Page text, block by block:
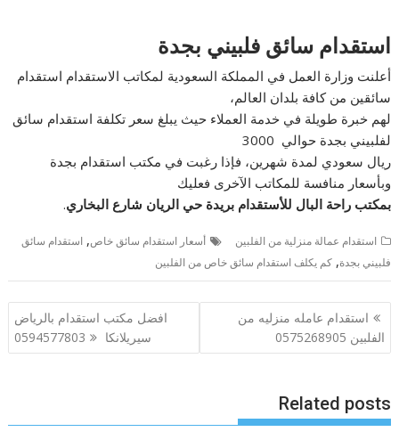
استقدام سائق فلبيني بجدة
أعلنت وزارة العمل في المملكة السعودية لمكاتب الاستقدام استقدام
سائقين من كافة بلدان العالم،
لهم خبرة طويلة في خدمة العملاء حيث يبلغ سعر تكلفة استقدام سائق
لفلبيني بجدة حوالي 3000
ريال سعودي لمدة شهرين، فإذا رغبت في مكتب استقدام بجدة
وبأسعار منافسة للمكاتب الآخرى فعليك
بمكتب راحة البال للأستقدام بريدة حي الريان شارع البخاري.
استقدام عمالة منزلية من الفلبين أسعار استقدام سائق خاص,استقدام سائق
فلبيني بجدة,كم يكلف استقدام سائق خاص من الفلبين
تصفّح
المقالات
استقدام عامله منزليه من
الفلبين 0575268905
افضل مكتب استقدام بالرياض
سيريلانكا 0594577803
Related posts